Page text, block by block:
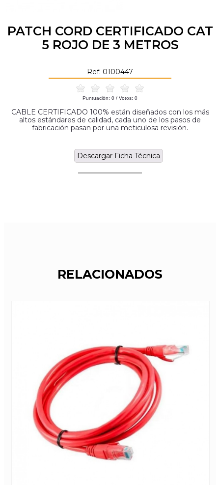
PATCH CORD CERTIFICADO CAT
5 ROJO DE 3 METROS
Ref: 0100447
Puntuación: 0 / Votos: 0
CABLE CERTIFICADO 100% están diseñados con los más
altos estándares de calidad, cada uno de los pasos de
fabricación pasan por una meticulosa revisión.
Descargar Ficha Técnica
RELACIONADOS